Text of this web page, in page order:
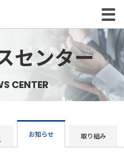
センター
CENTER
お知らせ 取り組み